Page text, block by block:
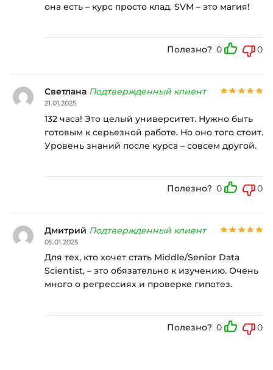
она есть – курс просто клад. SVM – это магия!
Полезно? 0 0
Светлана Подтвержденный клиент
21.01.2025
132 часа! Это целый университет. Нужно быть
готовым к серьезной работе. Но оно того стоит.
Уровень знаний после курса – совсем другой.
Полезно? 0 0
Дмитрий Подтвержденный клиент
05.01.2025
Для тех, кто хочет стать Middle/Senior Data
Scientist, – это обязательно к изучению. Очень
много о регрессиях и проверке гипотез.
Полезно? 0 0